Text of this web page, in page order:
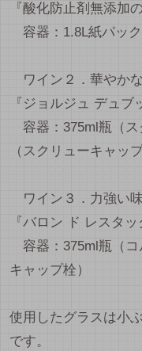
『酸化防止剤無添加
容器：1.8L紙パッ
ワイン２．華やか
『ジョルジュ デュブ
容器：375ml瓶（ス
（スクリューキャップ
ワイン３．力強い
『バロン ド レスタッ
容器：375ml瓶（コ
キャップ栓）
使用したグラスは小
です。